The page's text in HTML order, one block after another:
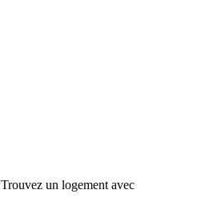
Trouvez un logement avec